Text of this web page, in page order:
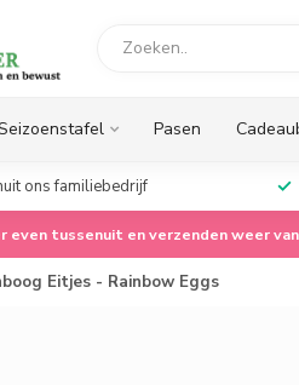
Pasen
ons familiebedrijf
even tussenuit en verzenden weer
Eitjes - Rainbow Eggs